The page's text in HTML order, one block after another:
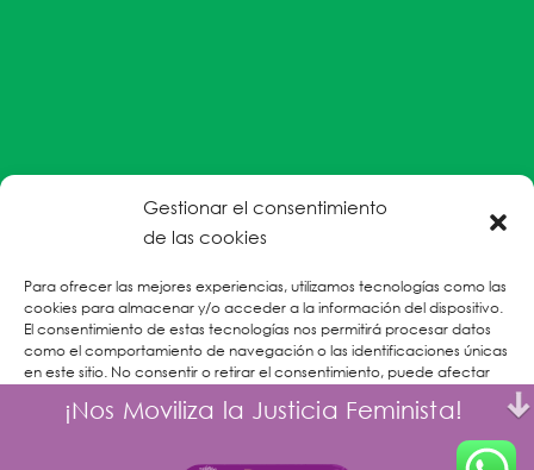
Gestionar el consentimiento
de las cookies
Para ofrecer las mejores experiencias, utilizamos tecnologías como las
cookies para almacenar y/o acceder a la información del dispositivo.
El consentimiento de estas tecnologías nos permitirá procesar datos
como el comportamiento de navegación o las identificaciones únicas
en este sitio. No consentir o retirar el consentimiento, puede afectar
Aceptar
#EnColectiva estamos comprometidas con la
parte del personal humanitario hacia personas
refugiadas, migrantes desplazadas internas y/o
victimas sobrevivientes de Violencias Basadas en
Género.
¡Nos Moviliza la Justicia Feminista!